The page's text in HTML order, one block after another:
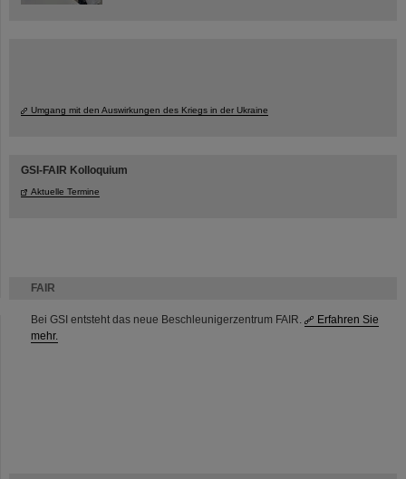
FAIR
Bei GSI entsteht das neue Beschleunigerzentrum FAIR.
Erfahren Sie
mehr.
Umgang mit den Auswirkungen des Kriegs in der Ukraine
GSI-FAIR Kolloquium
Aktuelle Termine